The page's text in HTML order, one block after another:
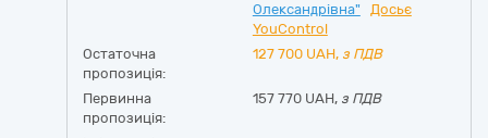
Олександрівна"
Досьє
YouControl
Остаточна
пропозиція:
127 700 UAH, з ПДВ
Первинна
пропозиція:
157 770 UAH, з ПДВ